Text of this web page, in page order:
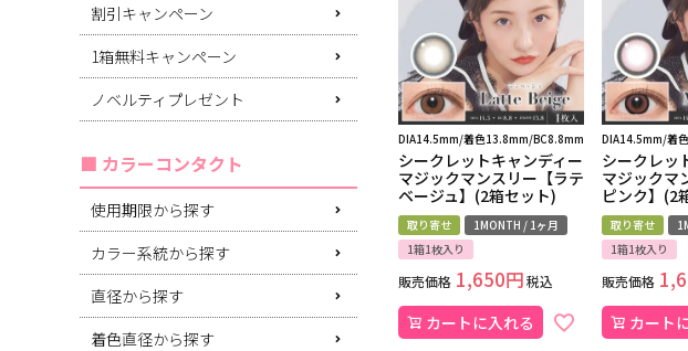
割引キャンペーン
1箱無料キャンペーン
ノベルティプレゼント
カラーコンタクト
使用期限から探す
カラー系統から探す
直径から探す
着色直径から探す
DIA14.5mm/着色13.8mm/BC8.8mm
シークレットキャンディー
マジックマンスリー【ラテ
ベージュ】(2箱セット)
取り寄せ
1MONTH / 1ヶ月
1箱1枚入り
販売価格 1,650 税込
カートに入れる
DIA14.5mm/着
シークレッ
マジックマ
ピンク】(2
取り寄せ
1箱1枚入り
販売価格
カート